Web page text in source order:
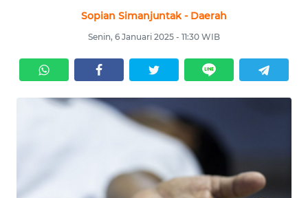
Sopian Simanjuntak - Daerah
Senin, 6 Januari 2025 - 11:30 WIB
KRIMINAL
EKUIN